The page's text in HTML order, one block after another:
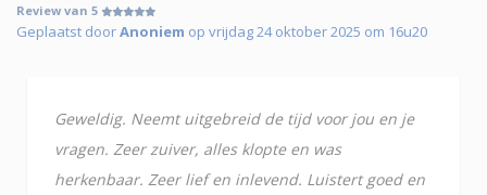
Review van 5
Geplaatst doorAnoniem op vrijdag 24 oktober 2025 om 16u20
Geweldig. Neemt uitgebreid de tijd voor jou en je
vragen. Zeer zuiver, alles klopte en was
herkenbaar. Zeer lief en inlevend. Luistert goed en